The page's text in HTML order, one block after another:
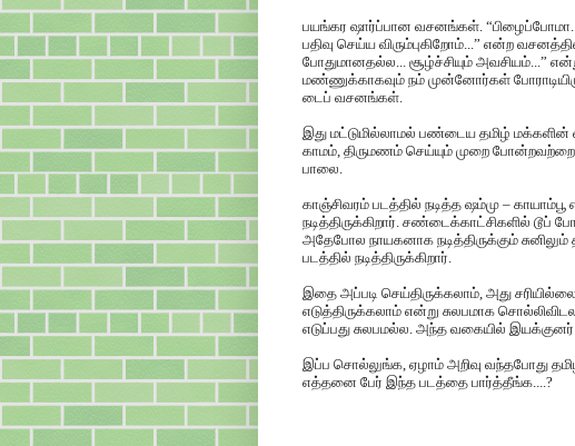
பயங்கர ஷார்ப்பான வசனங்கள்.
பதிவு செய்ய விரும்புகிறோம்...” என்ற
போதுமானதல்ல... சூழ்ச்சியும் அவசியம்...”
மண்ணுக்காகவும் நம் முன்னோர்கள்
டைப் வசனங்கள்.
இது மட்டுமில்லாமல் பண்டைய தமிழ்
காமம், திருமணம் செய்யும் முறை போன்றவற்றை
பாலை.
காஞ்சிவரம் படத்தில் நடித்த ஷம்மு –
நடித்திருக்கிறார். சண்டைக்காட்சிகளில் டூப்
அதேபோல நாயகனாக நடித்திருக்கும் சுனிலும்
படத்தில் நடித்திருக்கிறார்.
இதை அப்படி செய்திருக்கலாம், அது
எடுத்திருக்கலாம் என்று சுலபமாக
எடுப்பது சுலபமல்ல. அந்த வகையில் இயக்குனர்
இப்ப சொல்லுங்க, ஏழாம் அறிவு வந்தபோது
எத்தனை பேர் இந்த படத்தை பார்த்தீங்க....?